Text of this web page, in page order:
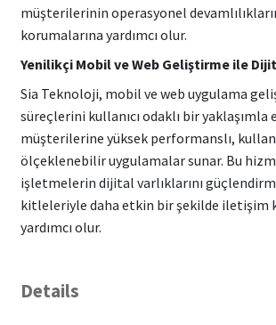
müşterilerinin operasyonel
korumalarına yardımcı olur.
Yenilikçi Mobil ve Web Geliştirme ile
Sia Teknoloji, mobil ve web uygulama
süreçlerini kullanıcı odaklı bir yaklaşımla
müşterilerine yüksek performanslı,
ölçeklenebilir uygulamalar sunar. Bu
işletmelerin dijital varlıklarını
kitleleriyle daha etkin bir şekilde iletişim
yardımcı olur.
Details